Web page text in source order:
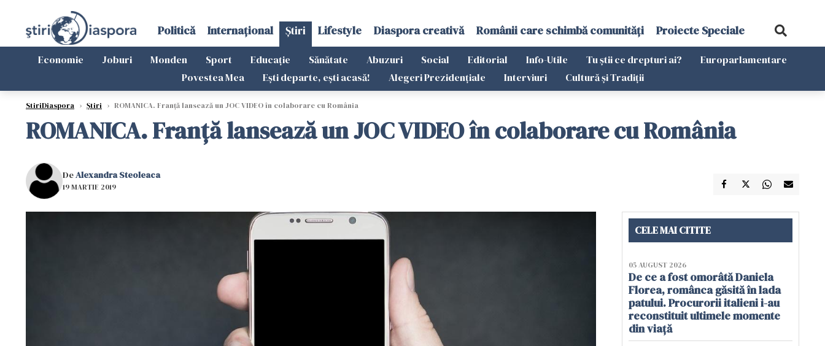
Politică Internațional Știri Lifestyle Diaspora creativă Românii care schimbă comunități Proiecte Speciale
Economie Joburi Monden Sport Educație Sănătate Abuzuri Social Editorial Info-Utile Tu știi ce drepturi ai?
Europarlamentare
Povestea Mea
Ești departe, ești acasă! Alegeri Prezidențiale Interviuri Cultură și Tradiții
StiriDiaspora › Știri › ROMANICA. Franță lansează un JOC VIDEO în colaborare cu România
ROMANICA. Franță lansează un JOC VIDEO în colaborare cu România
DeAlexandra Steoleaca
19 MARTIE 2019
CELE MAI CITITE
05 AUGUST 2026
De ce a fost omorâtă Daniela
Florea, românca găsită în lada
patului. Procurorii italieni i-au
reconstituit ultimele momente
din viață